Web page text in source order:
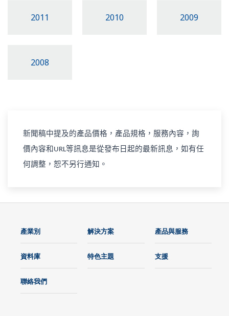
2011 2010 2009
2008
新聞稿中提及的產品價格，產品規格，服務內容，詢
價內容和 URL等訊息是從發布日起的最新訊息，如有任
何調整，恕不另行通知。
產業別 解決方案 產品與服務
資料庫 特色主題 支援
聯絡我們